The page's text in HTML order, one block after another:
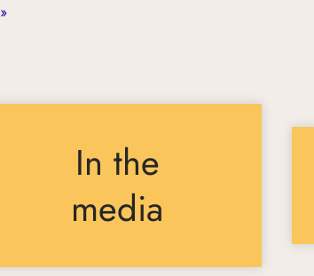
In the
media